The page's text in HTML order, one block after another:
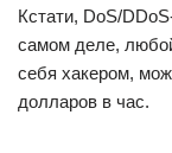
Кстати, DoS/
самом деле,
себя хакером,
долларов в час.